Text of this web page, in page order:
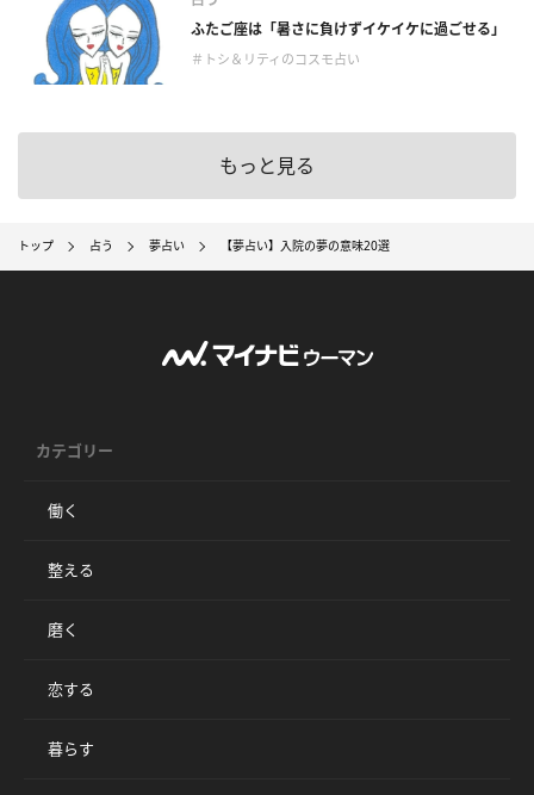
ふたご座は「暑さに負けずイケイケに過ごせる」
＃トシ＆リティのコスモ占い
もっと見る
トップ 占う 夢占い 【夢占い】入院の夢の意味20選
カテゴリー
働く
整える
磨く
恋する
暮らす